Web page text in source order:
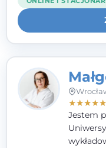
★★★★★
Jestem